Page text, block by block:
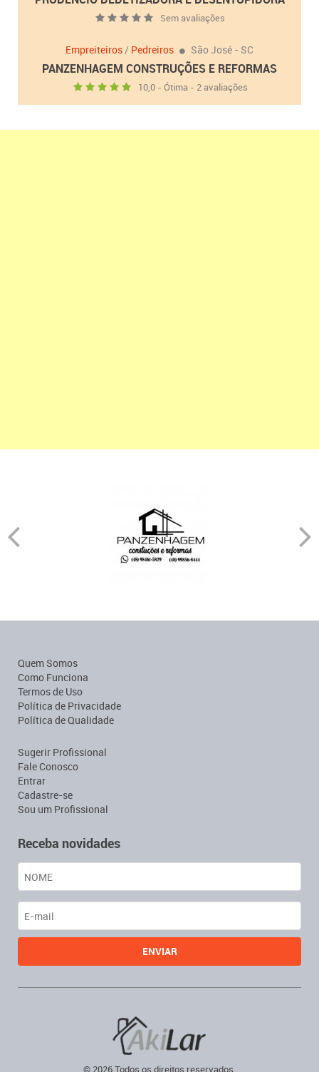
Sem avaliações
Empreiteiros/ Pedreiros São José - SC
PANZENHAGEM CONSTRUÇÕES E REFORMAS
10,0 - Ótima - 2 avaliações
Quem Somos
Como Funciona
Termos de Uso
Política de Privacidade
Política de Qualidade
Sugerir Profissional
Fale Conosco
Entrar
Cadastre-se
Sou um Profissional
Receba novidades